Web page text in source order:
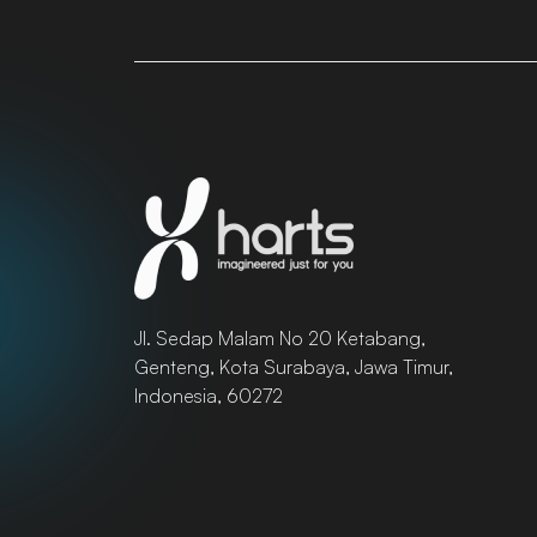
Jl. Sedap Malam No 20 Ketabang,
Genteng, Kota Surabaya, Jawa Timur,
Indonesia, 60272